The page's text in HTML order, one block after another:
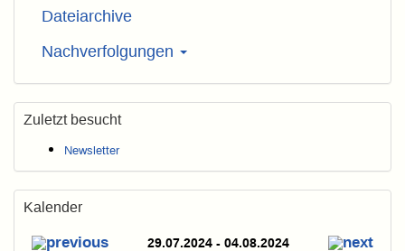
Dateiarchive
Nachverfolgungen
Zuletzt besucht
Newsletter
Kalender
29.07.2024 - 04.08.2024